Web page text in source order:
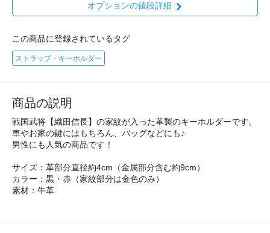
オプションの値段詳細
この商品に登録されているタグ
ストラップ・キーホルダー
商品の説明
戦国武将【織田信長】の家紋が入った革製のキーホルダーです。
車やお家の鍵にはもちろん、バッグなどにも♪
男性にも人気の商品です！
サイズ：革部分直径約4cm（金属部分含む約9cm）
カラー：黒・赤（家紋部分は金色のみ）
素材：牛革